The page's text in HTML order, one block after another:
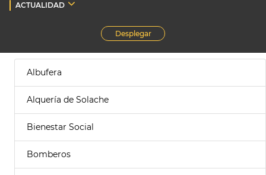
ACTUALIDAD
Desplegar
Albufera
Alquería de Solache
Bienestar Social
Bomberos